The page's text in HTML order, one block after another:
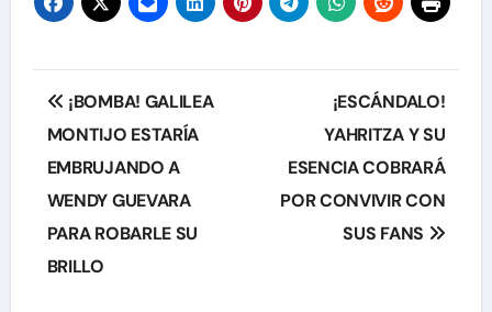
Navegación
de
entradas
¡BOMBA! GALILEA
MONTIJO ESTARÍA
EMBRUJANDO A
WENDY GUEVARA
PARA ROBARLE SU
BRILLO
¡ESCÁNDALO!
YAHRITZA Y SU
ESENCIA COBRARÁ
POR CONVIVIR CON
SUS FANS